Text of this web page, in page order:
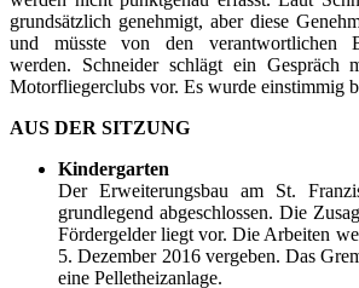
grundsätzlich genehmigt, aber diese
und müsste von den verantwortlichen
werden. Schneider schlägt ein Gespräch
Motorfliegerclubs vor. Es wurde einstimmig
AUS DER SITZUNG
Kindergarten
Der Erweiterungsbau am St.
grundlegend abgeschlossen. Die
Fördergelder liegt vor. Die Arbeiten
5. Dezember 2016 vergeben. Das
eine Pelletheizanlage.